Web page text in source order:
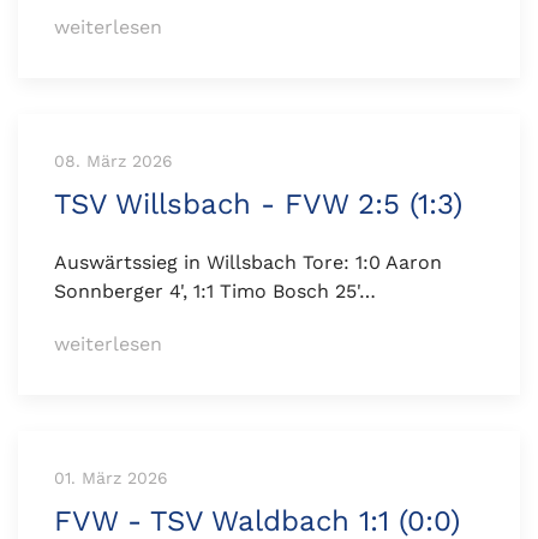
weiterlesen
08. März 2026
TSV Willsbach - FVW 2:5 (1:3)
Auswärtssieg in Willsbach Tore: 1:0 Aaron
Sonnberger 4', 1:1 Timo Bosch 25'…
weiterlesen
01. März 2026
FVW - TSV Waldbach 1:1 (0:0)